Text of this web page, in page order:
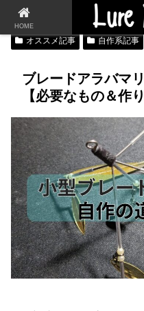
オススメ記事 自作系記事
ブレードアラバマ
【必要なもの＆作
HOME